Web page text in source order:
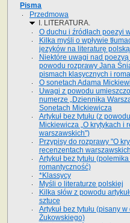
Pisma
Przedmowa
I. LITERATURA.
O duchu i źródłach poezyi
Kilka myśli o wpływie
języków na literaturę polską
Niektóre uwagi nad
powodu rozprawy Jana
pismach klasycznych i
O sonetach Adama
Uwagi z powodu
numerze „Dziennika
Sonetach Mickiewicza
Artykuł bez tytułu (z
Mickiewicza „O krytykach i
warszawskich")
Przypisy do rozprawy "O
recenzentach
Artykuł bez tytułu
romantyczność)
*Klassycy
Myśli o literaturze polskiej
Kilka słów z powodu
sztuce
Artykuł bez tytułu (pisany
Żukowskiego)